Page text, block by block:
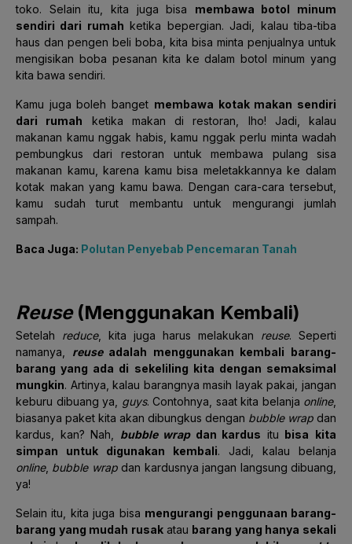
toko. Selain itu, kita juga bisa membawa botol minum
sendiri dari rumah ketika bepergian. Jadi, kalau tiba-tiba
haus dan pengen beli boba, kita bisa minta penjualnya untuk
mengisikan boba pesanan kita ke dalam botol minum yang
kita bawa sendiri.
Kamu juga boleh banget membawa kotak makan sendiri
dari rumah ketika makan di restoran, lho! Jadi, kalau
makanan kamu nggak habis, kamu nggak perlu minta wadah
pembungkus dari restoran untuk membawa pulang sisa
makanan kamu, karena kamu bisa meletakkannya ke dalam
kotak makan yang kamu bawa. Dengan cara-cara tersebut,
kamu sudah turut membantu untuk mengurangi jumlah
sampah.
Baca Juga: Polutan Penyebab Pencemaran Tanah
Reuse(Menggunakan Kembali)
Setelah reduce, kita juga harus melakukan reuse. Seperti
namanya, reuseadalah menggunakan kembali barang-
barang yang ada di sekeliling kita dengan semaksimal
mungkin. Artinya, kalau barangnya masih layak pakai, jangan
keburu dibuang ya, guys. Contohnya, saat kita belanja online,
biasanya paket kita akan dibungkus dengan bubble wrap dan
kardus, kan? Nah, bubble wrapdan kardus itu bisa kita
simpan untuk digunakan kembali. Jadi, kalau belanja
online, bubble wrapdan kardusnya jangan langsung dibuang,
ya!
Selain itu, kita juga bisa mengurangi penggunaan barang-
barang yang mudah rusak atau barang yang hanya sekali